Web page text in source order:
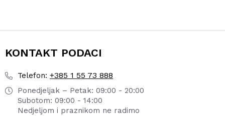
KONTAKT PODACI
Telefon: +385 1 55 73 888
Ponedjeljak – Petak: 09:00 - 20:00
Subotom: 09:00 - 14:00
Nedjeljom i praznikom ne radimo